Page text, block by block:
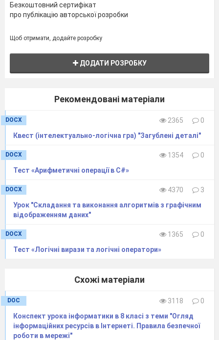
Інструктаж щодо виконання
домашнього завдання.
ХІД УРОКУ:
Привітання, фіксація відсутніх.
Перевірка готовності учнів до уроку
Бесіда за запитаннями.
Які види програм для опрацювання
мультимедійних даних ви знаєте?
призначені?
Що таке захоплення звуку або
відео?
Актуалізація опорних знань
запису звуку»
(виконується за допомогою
інтерактивної дошки)
http://LearningApps.org/watch?v=pacm16fsc16
Безкоштовний сертифікат
про публікацію авторської розробки
Щоб отримати, додайте розробку
ДОДАТИ РОЗРОБКУ
Рекомендовані матеріали
DOCX 2365
0
Квест (інтелектуально-логічна гра) "Загублені деталі"
DOCX 1354
0
Тест «Арифметичні операції в C#»
DOCX 4370
3
Урок "Складання та виконання алгоритмів з графічним
відображенням даних"
DOCX 1365
0
Тест «Логічні вирази та логічні оператори»
Схожі матеріали
DOC 3118
0
Конспект урока інформатики в 8 класі з теми "Огляд
інформаційних ресурсів в Інтернеті. Правила безпечної
роботи в мережі"